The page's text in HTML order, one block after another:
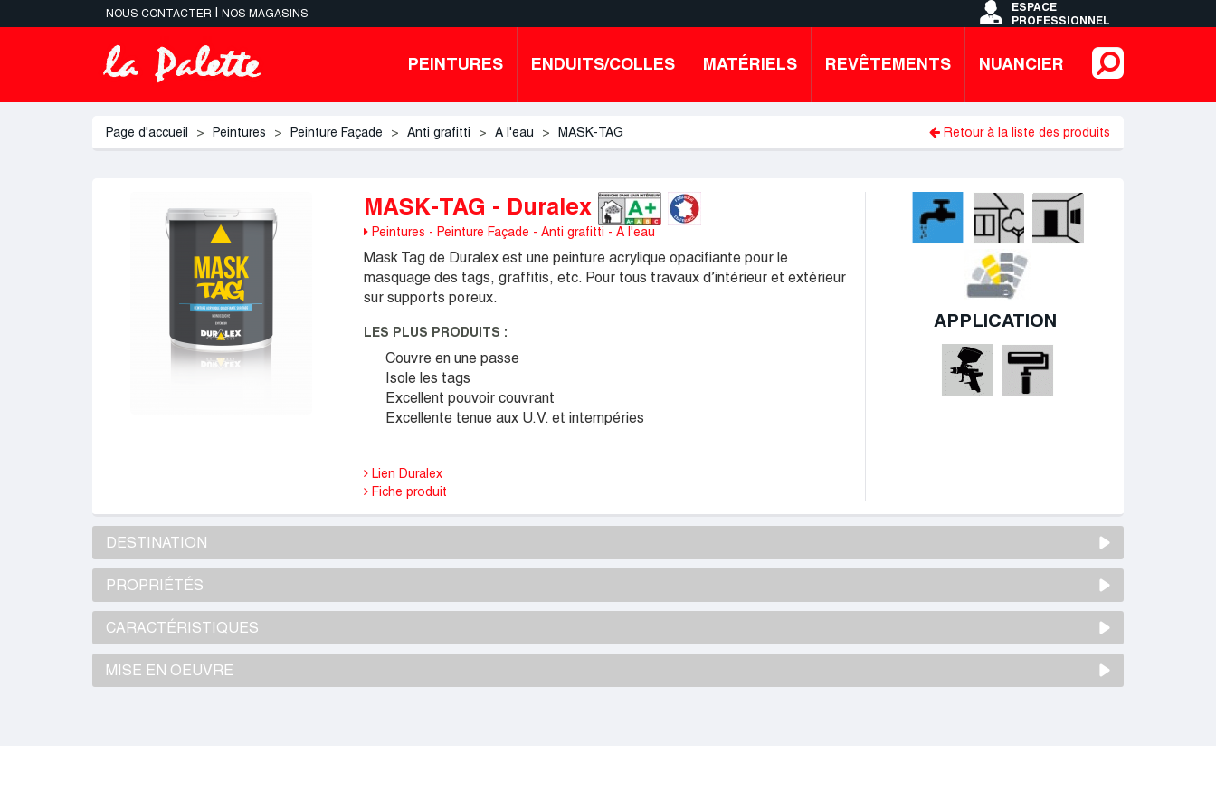
NOUS CONTACTER NOS MAGASINS
ESPACE
PROFESSIONNEL
PEINTURES ENDUITS/COLLES MATÉRIELS REVÊTEMENTS NUANCIER Search
Page d'accueil Peintures Peinture Façade Anti grafitti A l'eau MASK-TAG Retour à la liste des produits
MASK-TAG - Duralex
Peintures - Peinture Façade - Anti grafitti - A l'eau
Mask Tag de Duralex est une peinture acrylique opacifiante pour le
masquage des tags, graffitis, etc. Pour tous travaux d’intérieur et extérieur
sur supports poreux.
LES PLUS PRODUITS :
Couvre en une passe
Isole les tags
Excellent pouvoir couvrant
Excellente tenue aux U.V. et intempéries
Lien Duralex
Fiche produit
APPLICATION
DESTINATION
PROPRIÉTÉS
CARACTÉRISTIQUES
MISE EN OEUVRE